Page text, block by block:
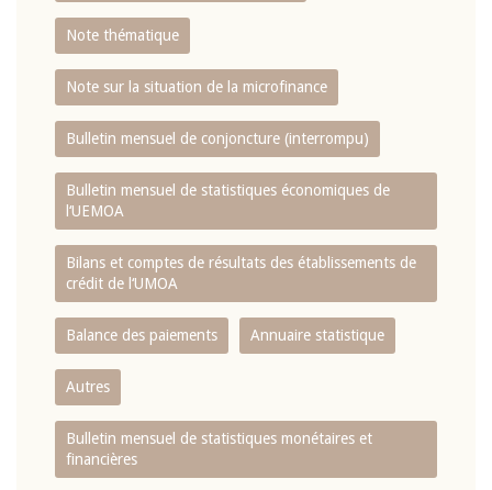
Note thématique
Note sur la situation de la microfinance
Bulletin mensuel de conjoncture (interrompu)
Bulletin mensuel de statistiques économiques de
l‘UEMOA
Bilans et comptes de résultats des établissements de
crédit de l‘UMOA
Balance des paiements Annuaire statistique
Autres
Bulletin mensuel de statistiques monétaires et
financières